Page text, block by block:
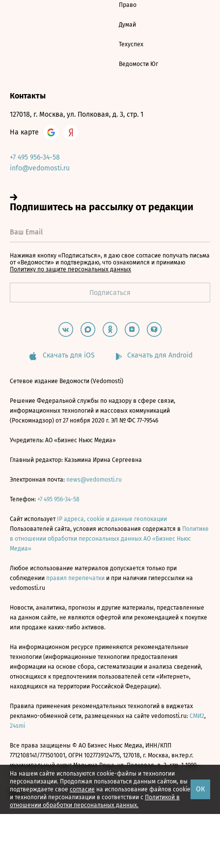
На нашем сайте используются cookie-файлы и технологии
персонализации. Продолжая пользоваться данным сайтом, вы
подтверждаете свое согласие на использование файлов cookie
и технологий персонализации в соответствии с Политикой в
отношении обработки персональных данных.
ОК
Право
Думай
Техуспех
Ведомости Юг
Контакты
127018, г. Москва, ул. Полковая, д. 3, стр. 1
На карте
+7 495 956-34-58
info@vedomosti.ru
Нажимая кнопку «Подписаться», я даю свое согласие получать письма
от «Ведомости» и подтверждаю, что ознакомился и принимаю
Политику по защите персональных данных
Скачать для iOS Скачать для Android
Сетевое издание Ведомости (Vedomosti)
Решение Федеральной службы по надзору в сфере связи,
информационных технологий и массовых коммуникаций
(Роскомнадзор) от 27 ноября 2020 г. ЭЛ № ФС 77-79546
Учредитель: АО «Бизнес Ньюс Медиа»
Главный редактор: Казьмина Ирина Сергеевна
Электронная почта: news@vedomosti.ru
Телефон: +7 495 956-34-58
Сайт использует IP адреса, cookie и данные геолокации
Пользователей сайта, условия использования содержатся в Политике
в отношении обработки персональных данных АО «Бизнес Ньюс
Медиа»
Любое использование материалов допускается только при
соблюдении правил перепечатки и при наличии гиперссылки на
vedomosti.ru
Новости, аналитика, прогнозы и другие материалы, представленные
на данном сайте, не являются офертой или рекомендацией к покупке
или продаже каких-либо активов.
На информационном ресурсе применяются рекомендательные
технологии (информационные технологии предоставления
информации на основе сбора, систематизации и анализа сведений,
относящихся к предпочтениям пользователей сети «Интернет»,
находящихся на территории Российской Федерации).
Правила применения рекомендательных технологий в виджетах
рекламно-обменной сети, размещенных на сайте vedomosti.ru: СМИ2,
24smi
Все права защищены © АО Бизнес Ньюс Медиа, ИНН/КПП
7712108141/771501001, ОГРН 1027739124775, 127018, г. Москва, вн.тер.г.
муниципальный округ Марьина Роща, ул. Полковая, д. 3, стр. 1 1999—
2026